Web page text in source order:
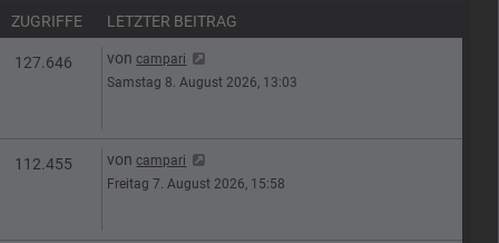
ZUGRIFFE LETZTER BEITRAG
127.646 ZugriffeLetzter Beitrag
voncampari
Samstag 8. August 2026, 13:03
112.455 ZugriffeLetzter Beitrag
voncampari
Freitag 7. August 2026, 15:58